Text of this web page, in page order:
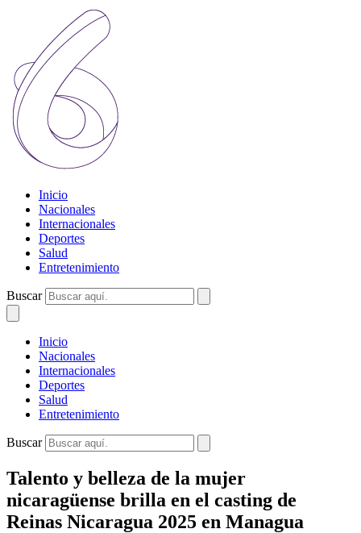
Inicio
Nacionales
Internacionales
Deportes
Salud
Entretenimiento
Buscar
Inicio
Nacionales
Internacionales
Deportes
Salud
Entretenimiento
Buscar
Talento y belleza de la mujer
nicaragüense brilla en el casting de
Reinas Nicaragua 2025 en Managua